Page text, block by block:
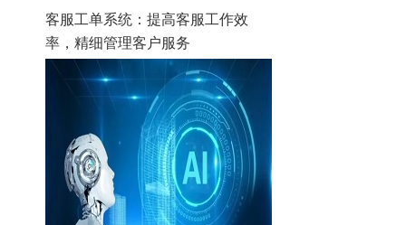
客服工单系统：提高客服工作效
率，精细管理客户服务